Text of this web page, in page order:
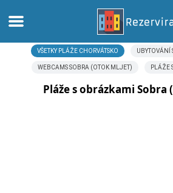
Domov
Apartmány
VŠETKY PLÁŽE CHORVÁTSKO UBYTOVÁNÍ
WEBCAMS SOBRA (OTOK MLJET) PLÁŽE
Pláže s obrázkami